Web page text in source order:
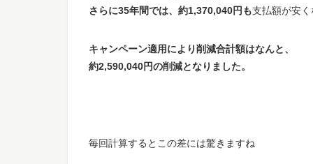
さらに35年間では、約1,370,040円も支払額が安く
キャンペーン適用により削減合計額はなんと、
約2,590,040円の削減となりました。
毎回計算するとこの差には驚きますね